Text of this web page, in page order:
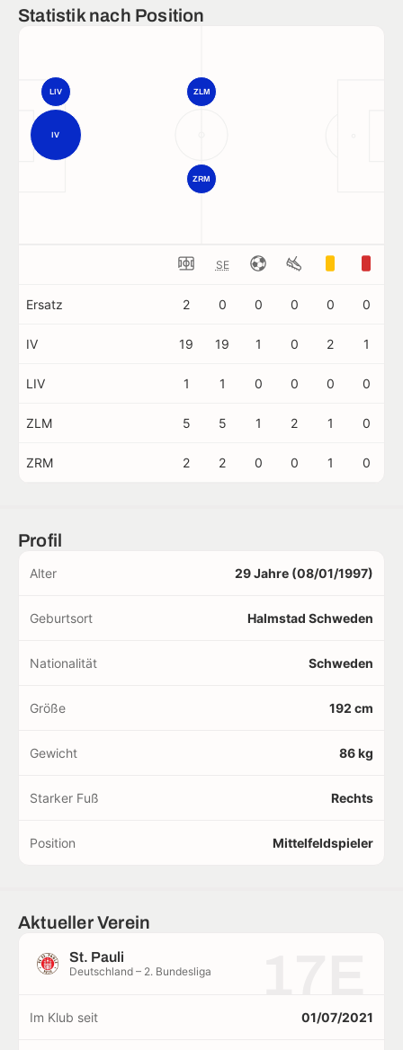
Statistik nach Position
IV
ZLM
ZRM
LIV
SE
Ersatz 2 0 0 0 0 0
IV 19 19 1 0 2 1
LIV 1 1 0 0 0 0
ZLM 5 5 1 2 1 0
ZRM 2 2 0 0 1 0
Profil
Alter 29 Jahre (08/01/1997)
Geburtsort Halmstad Schweden
Nationalität Schweden
Größe 192 cm
Gewicht 86 kg
Starker Fuß Rechts
Position Mittelfeldspieler
Aktueller Verein
St. Pauli
Deutschland – 2. Bundesliga
Im Klub seit 01/07/2021